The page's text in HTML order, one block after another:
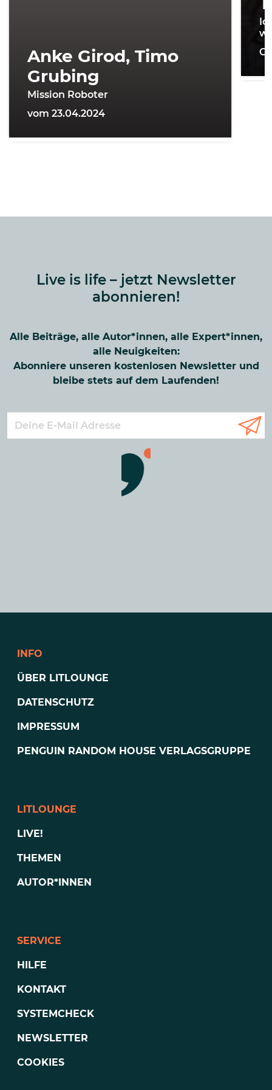
Anke Girod, Timo
Grubing
Mission Roboter
vom 23.04.2024
Live is life – jetzt Newsletter
abonnieren!
Alle Beiträge, alle Autor*innen, alle Expert*innen,
alle Neuigkeiten:
Abonniere unseren kostenlosen Newsletter und
bleibe stets auf dem Laufenden!
INFO
ÜBER LITLOUNGE
DATENSCHUTZ
IMPRESSUM
PENGUIN RANDOM HOUSE VERLAGSGRUPPE
LITLOUNGE
LIVE!
THEMEN
AUTOR*INNEN
SERVICE
HILFE
KONTAKT
SYSTEMCHECK
NEWSLETTER
COOKIES